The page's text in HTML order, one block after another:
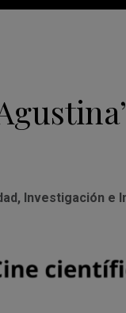
Investigación e